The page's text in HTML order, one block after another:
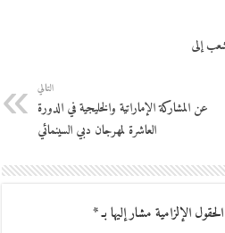
إلى
التالي
عن المشاركة الإماراتية والخليجية في الدورة
العاشرة لمهرجان دبي السينمائي
الحقول الإلزامية مشار إليها بـ*